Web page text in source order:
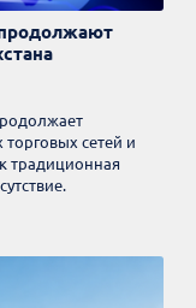
сетей и
традиционная